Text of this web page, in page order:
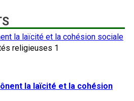
la laïcité et la cohésion sociale
1
la laïcité et la cohésion